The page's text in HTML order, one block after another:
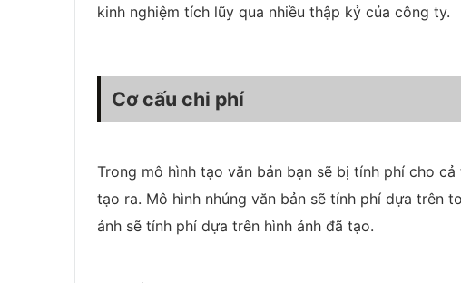
kinh nghiệm tích lũy qua nhiều thập kỷ của công ty.
Cơ cấu chi phí
Trong mô hình tạo văn bản bạn sẽ bị tính phí cho
tạo ra. Mô hình nhúng văn bản sẽ tính phí dựa trên
ảnh sẽ tính phí dựa trên hình ảnh đã tạo.